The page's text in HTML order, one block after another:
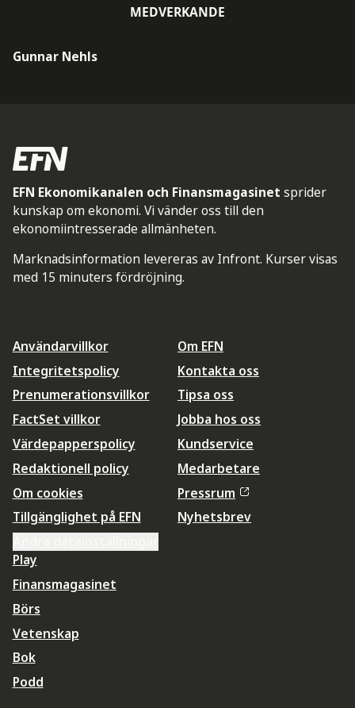
MEDVERKANDE
Gunnar Nehls
EFN Ekonomikanalen och Finansmagasinet sprider
kunskap om ekonomi. Vi vänder oss till den
ekonomiintresserade allmänheten.
Marknadsinformation levereras av Infront. Kurser visas
med 15 minuters fördröjning.
Användarvillkor
Integritetspolicy
Prenumerationsvillkor
FactSet villkor
Värdepapperspolicy
Redaktionell policy
Om cookies
Tillgänglighet på EFN
Om EFN
Kontakta oss
Tipsa oss
Jobba hos oss
Kundservice
Medarbetare
Pressrum
Nyhetsbrev
Play
Finansmagasinet
Börs
Vetenskap
Bok
Podd